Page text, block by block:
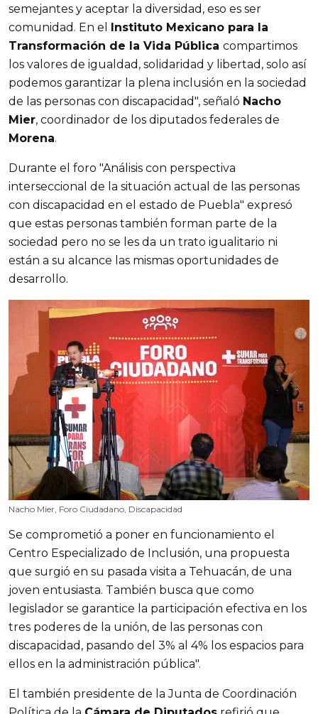
semejantes y aceptar la diversidad, eso es ser
comunidad. En el Instituto Mexicano para la
Transformación de la Vida Pública compartimos
los valores de igualdad, solidaridad y libertad, solo así
podemos garantizar la plena inclusión en la sociedad
de las personas con discapacidad", señaló Nacho
Mier, coordinador de los diputados federales de
Morena.
Durante el foro "Análisis con perspectiva
interseccional de la situación actual de las personas
con discapacidad en el estado de Puebla" expresó
que estas personas también forman parte de la
sociedad pero no se les da un trato igualitario ni
están a su alcance las mismas oportunidades de
desarrollo.
Nacho Mier, Foro Ciudadano, Discapacidad
Se comprometió a poner en funcionamiento el
Centro Especializado de Inclusión, una propuesta
que surgió en su pasada visita a Tehuacán, de una
joven entusiasta. También busca que como
legislador se garantice la participación efectiva en los
tres poderes de la unión, de las personas con
discapacidad, pasando del 3% al 4% los espacios para
ellos en la administración pública".
El también presidente de la Junta de Coordinación